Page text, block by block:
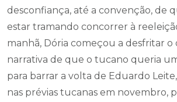
desconfiança, até a convenção, de
estar tramando concorrer à
manhã, Dória começou a desfritar o
narrativa de que o tucano queria
para barrar a volta de Eduardo
nas prévias tucanas em novembro,